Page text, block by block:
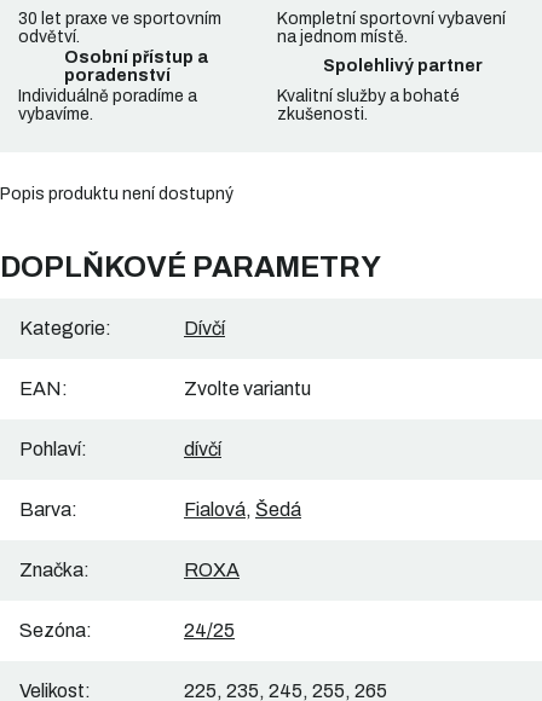
30 let praxe ve sportovním
odvětví.
Kompletní sportovní vybavení
na jednom místě.
Osobní přístup a
poradenství
Individuálně poradíme a
vybavíme.
Spolehlivý partner
Kvalitní služby a bohaté
zkušenosti.
Popis produktu není dostupný
DOPLŇKOVÉ PARAMETRY
Kategorie: Dívčí
EAN: Zvolte variantu
Pohlaví: dívčí
Barva: Fialová, Šedá
Značka: ROXA
Sezóna: 24/25
Velikost: 225, 235, 245, 255, 265